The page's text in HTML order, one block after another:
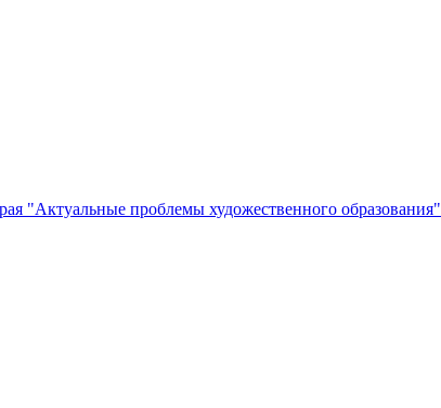
"Актуальные проблемы художественного образования"